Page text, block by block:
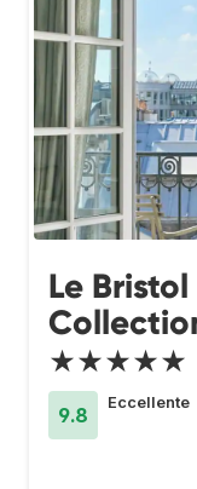
Le
★★★★★
9.8
Eccellente